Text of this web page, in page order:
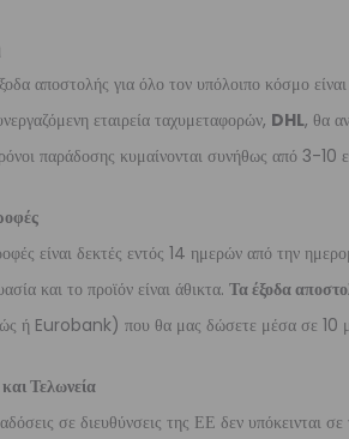
αποστολής για όλο τον υπόλοιπο κόσμο
εταιρεία ταχυμεταφορών, DHL, θα
παράδοσης κυμαίνονται συνήθως από 3-10
είναι δεκτές εντός 14 ημερών από την
και το προϊόν είναι άθικτα. Τα έξοδα
ή Eurobank) που θα μας δώσετε μέσα σε 10
Τελωνεία
σε διευθύνσεις της ΕΕ δεν υπόκεινται σε